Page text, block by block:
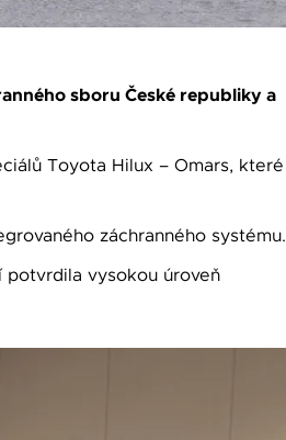
sboru České republiky a
Toyota Hilux – Omars, které
záchranného systému.
potvrdila vysokou úroveň